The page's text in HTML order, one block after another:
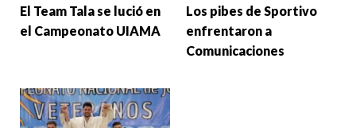
El Team Tala se lució en
el Campeonato UIAMA
Los pibes de Sportivo
enfrentaron a
Comunicaciones